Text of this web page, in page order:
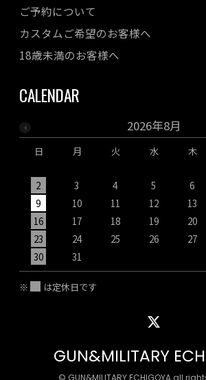
ご予約について
カスタムご希望のお客様へ
18歳未満のお客様へ
CALENDAR
2026年8月
日 月 火 水 木
2
3 4 5 6
9
10 11 12 13
16
17 18 19 20
23
24 25 26 27
30
31
※ は定休日です
GUN&MILITARY